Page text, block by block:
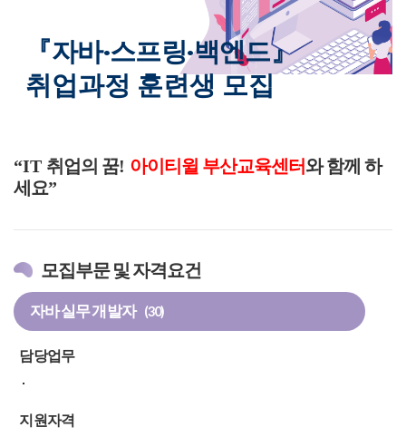
『자바·스프링·백엔드』
취업과정 훈련생 모집
“IT 취업의 꿈! 아이티윌 부산교육센터와 함께 하
세요”
모집부문 및 자격요건
자바 실무 개발자 (30)
담당업무
지원자격